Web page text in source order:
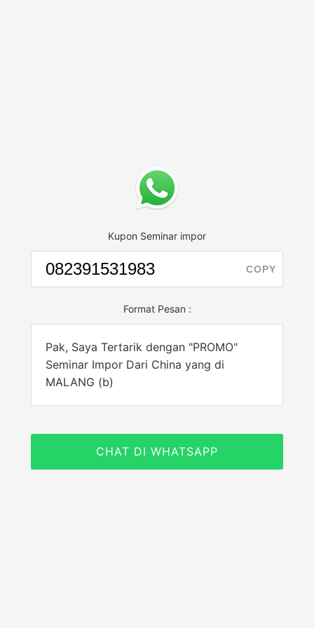
Kupon Seminar impor
COPY
Format Pesan :
Pak, Saya Tertarik dengan "PROMO"
Seminar Impor Dari China yang di
MALANG (b)
CHAT DI WHATSAPP